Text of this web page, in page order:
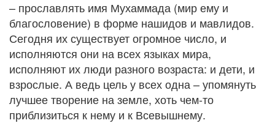
– прославлять имя Мухаммада (мир ему и
благословение) в форме нашидов и мавлидов.
Сегодня их существует огромное число, и
исполняются они на всех языках мира,
исполняют их люди разного возраста: и дети, и
взрослые. А ведь цель у всех одна – упомянуть
лучшее творение на земле, хоть чем-то
приблизиться к нему и к Всевышнему.